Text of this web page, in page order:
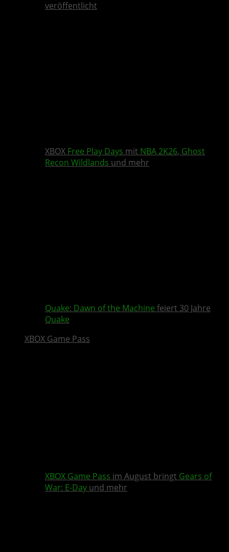
veröffentlicht
XBOX Free Play Days mit NBA 2K26, Ghost
Recon Wildlands und mehr
Quake: Dawn of the Machine feiert 30 Jahre
Quake
XBOX Game Pass
XBOX Game Pass im August bringt Gears of
War: E-Day und mehr